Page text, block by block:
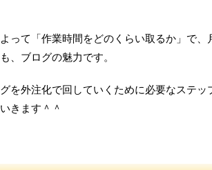
って「作業時間をどのくらい取るか」で、
、ブログの魅力です。
を外注化で回していくために必要なステッ
きます＾＾